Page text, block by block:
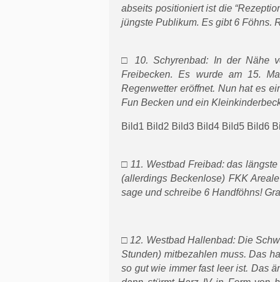
abseits positioniert ist die
jüngste Publikum. Es gibt 6 Föhns.
□ 10. Schyrenbad: In der Nähe
Freibecken. Es wurde am 15.
Regenwetter eröffnet. Nun hat es
Fun Becken und ein
Bild1 Bild2 Bild3 Bild4 Bild5 Bild6
□ 11. Westbad Freibad: das
(allerdings Beckenlose) FKK
sage und schreibe 6 Handföhns!
□ 12. Westbad Hallenbad: Die
Stunden) mitbezahlen muss. Das
so gut wie immer fast leer ist. Das